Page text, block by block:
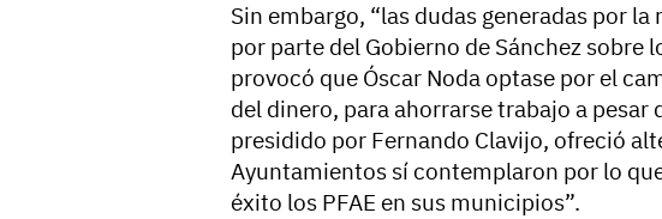
Sin embargo, “las dudas generadas por
por parte del Gobierno de Sánchez sobre
provocó que Óscar Noda optase por el
del dinero, para ahorrarse trabajo a pesar
presidido por Fernando Clavijo, ofreció
Ayuntamientos sí contemplaron por lo
éxito los PFAE en sus municipios”.